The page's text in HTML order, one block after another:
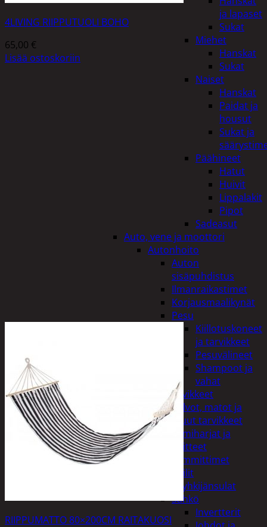
ja lapaset
Sukat
Miehet
Hanskat
Sukat
Naiset
Hanskat
Paidat ja
housut
Sukat ja
Päähineet
Hatut
Huivit
Lippalakit
Pipot
Sadeasut
Auto, vene ja moottori
Autonhoito
Auton
sisäpuhdistus
Ilmanraikastimet
Korjausmaalikynät
Pesu
Kiillotuskoneet
ja tarvikkeet
Pesuvälineet
Shampoot ja
vahat
Autotarvikkeet
Kalvot, matot ja
muut tarvikkeet
Lumiharjat ja
peitteet
Lämmittimet
Peilit
Pyyhkijänsulat
Sähkö
Invertterit
4LIVING RIIPPUTUOLI BOHO
65,00 €
Lisää ostoskoriin
RIIPPUMATTO 80×200CM RAITAKUOSI